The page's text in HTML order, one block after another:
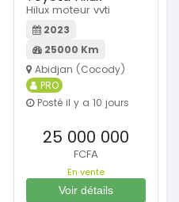
Hilux moteur vvti
2023
25000 Km
Abidjan (Cocody)
PRO
Posté il y a 10 jours
25 000 000
FCFA
En vente
Voir détails